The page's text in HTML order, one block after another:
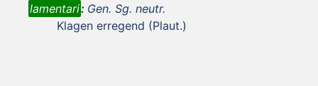
lamentari: Gen. Sg. neutr.
Klagen erregend (Plaut.)